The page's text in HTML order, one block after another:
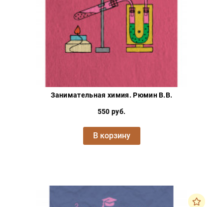
Занимательная химия. Рюмин В.В.
550 руб.
В корзину